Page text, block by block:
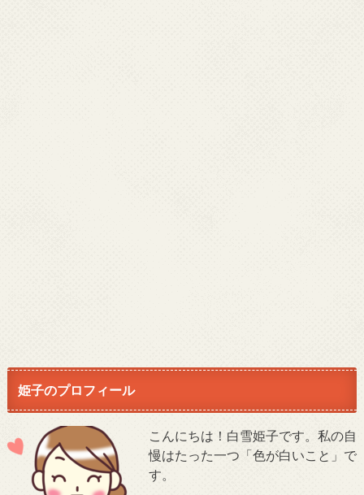
姫子のプロフィール
こんにちは！白雪姫子です。私の自
慢はたった一つ「色が白いこと」で
す。